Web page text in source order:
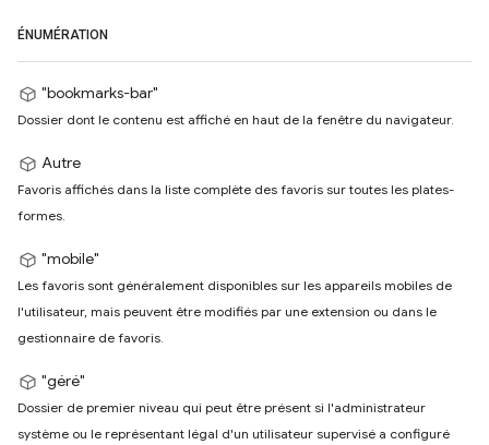
ÉNUMÉRATION
"bookmarks-bar"
Dossier dont le contenu est affiché en haut de la fenêtre du navigateur.
Autre
Favoris affichés dans la liste complète des favoris sur toutes les plates-
formes.
"mobile"
Les favoris sont généralement disponibles sur les appareils mobiles de
l'utilisateur, mais peuvent être modifiés par une extension ou dans le
gestionnaire de favoris.
"géré"
Dossier de premier niveau qui peut être présent si l'administrateur
système ou le représentant légal d'un utilisateur supervisé a configuré